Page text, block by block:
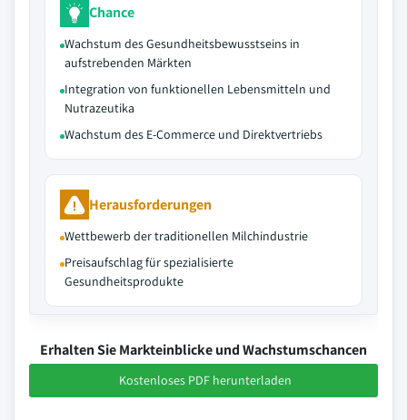
Chance
Wachstum des Gesundheitsbewusstseins in
aufstrebenden Märkten
Integration von funktionellen Lebensmitteln und
Nutrazeutika
Wachstum des E-Commerce und Direktvertriebs
Herausforderungen
Wettbewerb der traditionellen Milchindustrie
Preisaufschlag für spezialisierte
Gesundheitsprodukte
Erhalten Sie Markteinblicke und Wachstumschancen
Kostenloses PDF herunterladen